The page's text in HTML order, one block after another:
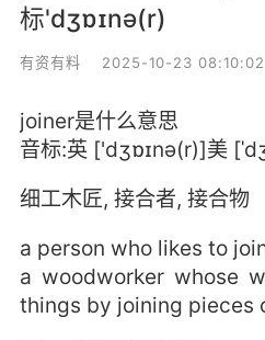
标'dʒɒɪnə(r)
有资有料 2025-10-23 08:10:02
joiner是什么意思
音标:英 ['dʒɒɪnə(r)]美
细工木匠, 接合者, 接合物
a person who likes to
a woodworker whose
things by joining pieces